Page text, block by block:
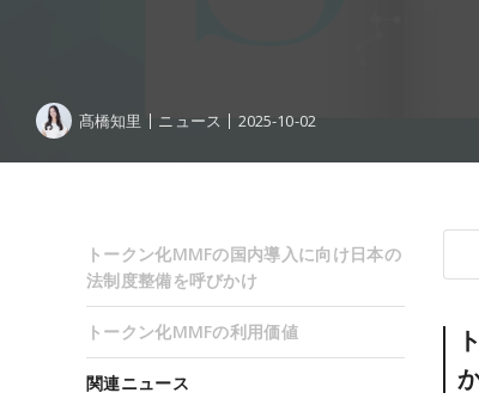
髙橋知里 ニュース 2025-10-02
トークン化MMFの国内導入に向け日本の
法制度整備を呼びかけ
トークン化MMFの利用価値
関連ニュース